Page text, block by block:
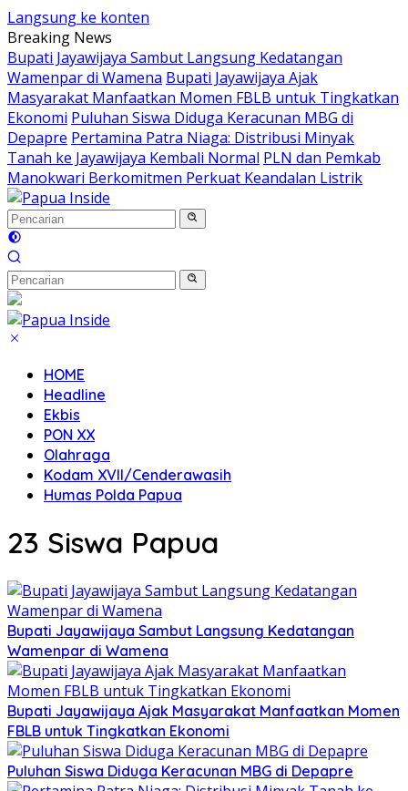
Langsung ke konten
Breaking News
Bupati Jayawijaya Sambut Langsung Kedatangan
Wamenpar di Wamena Bupati Jayawijaya Ajak
Masyarakat Manfaatkan Momen FBLB untuk Tingkatkan
Ekonomi Puluhan Siswa Diduga Keracunan MBG di
Depapre Pertamina Patra Niaga: Distribusi Minyak
Tanah ke Jayawijaya Kembali Normal PLN dan Pemkab
Manokwari Berkomitmen Perkuat Keandalan Listrik
HOME
Headline
Ekbis
PON XX
Olahraga
Kodam XVII/Cenderawasih
Humas Polda Papua
23 Siswa Papua
Bupati Jayawijaya Sambut Langsung Kedatangan
Wamenpar di Wamena
Bupati Jayawijaya Ajak Masyarakat Manfaatkan Momen
FBLB untuk Tingkatkan Ekonomi
Puluhan Siswa Diduga Keracunan MBG di Depapre